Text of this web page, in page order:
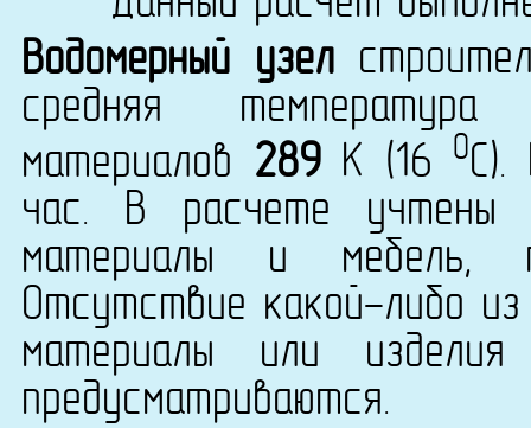
Водомерный узел
средняя температура
материалов 289K (16 0
час. В расчете учтены
материалы и мебель,
Отсутствие какой-либо
материалы или
предусматриваются.